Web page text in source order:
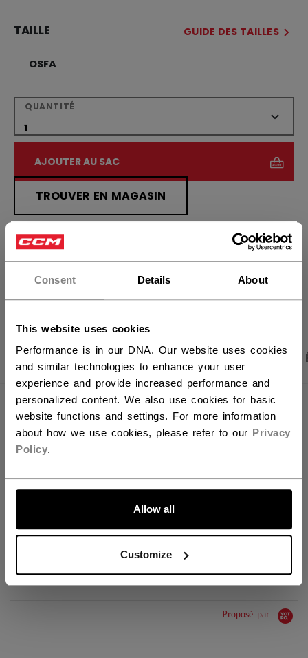
Consent Details About
This website uses cookies
Performance is in our DNA. Our website uses cookies
and similar technologies to enhance your user
experience and provide increased performance and
personalized content. We also use cookies for basic
website functions and settings. For more information
about how we use cookies, please refer to our Privacy
Policy.
Allow all
Customize
Vous souhaitez expédier des
produits aux États-Unis ?
ALLONS-Y !
TAILLE GUIDE DES TAILLES
OSFA
QUANTITÉ
AJOUTER AU SAC
TROUVER EN MAGASIN
Politique de livraison Retours gratuits
PHOTOS DU PRODUIT CARACTÉRISTIQUES
CARACTÉRISTIQUES
IDENTIFICATION
KP1.5-JR
COLLECTION
Knee Guard
ÉVALUATIONS
Proposé par